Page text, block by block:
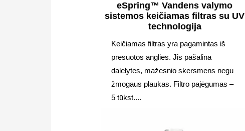
eSpring™ Vandens valymo
sistemos keičiamas filtras su UV
technologija
Keičiamas filtras yra pagamintas iš
presuotos anglies. Jis pašalina
dalelytes, mažesnio skersmens negu
žmogaus plaukas. Filtro pajėgumas –
5 tūkst....